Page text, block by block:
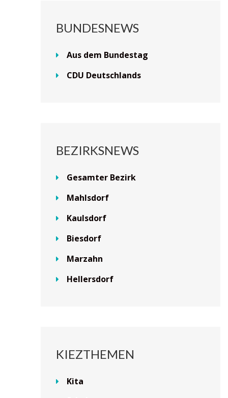
BUNDESNEWS
Aus dem Bundestag
CDU Deutschlands
BEZIRKSNEWS
Gesamter Bezirk
Mahlsdorf
Kaulsdorf
Biesdorf
Marzahn
Hellersdorf
KIEZTHEMEN
Kita